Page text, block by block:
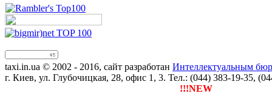
taxi.in.ua © 2002 - 2016, сайт разработан Интеллектуальным
г. Киев, ул. Глубочицкая, 28, офис 1, 3. Тел.: (044) 383-19-35,
!!!NEW Тепер ти можеш